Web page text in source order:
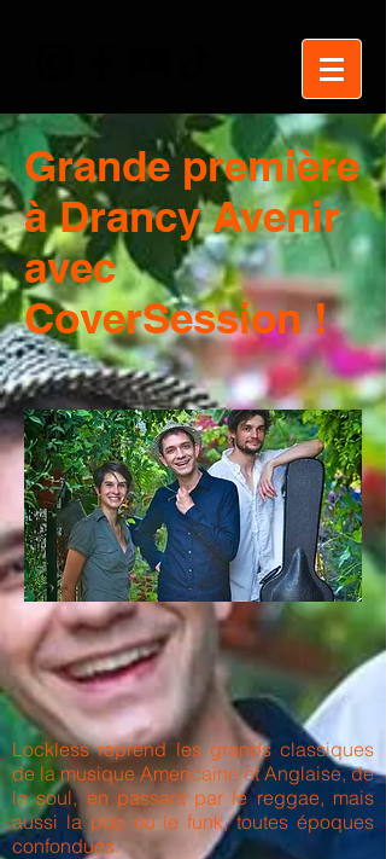
Grande première
à Drancy Avenir
avec
CoverSession !
Lockless reprend les grands classiques
de la musique Americaine et Anglaise, de
la soul, en passant par le reggae, mais
aussi la pop ou le funk, toutes époques
confondues.